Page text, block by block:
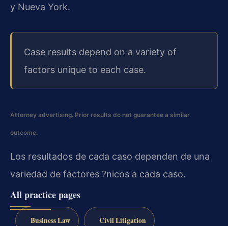
y Nueva York.
Case results depend on a variety of
factors unique to each case.
Attorney advertising. Prior results do not guarantee a similar
outcome.
Los resultados de cada caso dependen de una
variedad de factores ?nicos a cada caso.
All practice pages
Business Law Civil Litigation